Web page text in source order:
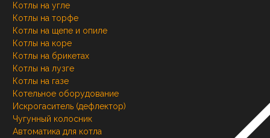
Котлы на угле
Котлы на торфе
Котлы на щепе и опиле
Котлы на коре
Котлы на брикетах
Котлы на лузге
Котлы на газе
Котельное оборудование
Искрогаситель (дефлектор)
Чугунный колосник
Автоматика для котла